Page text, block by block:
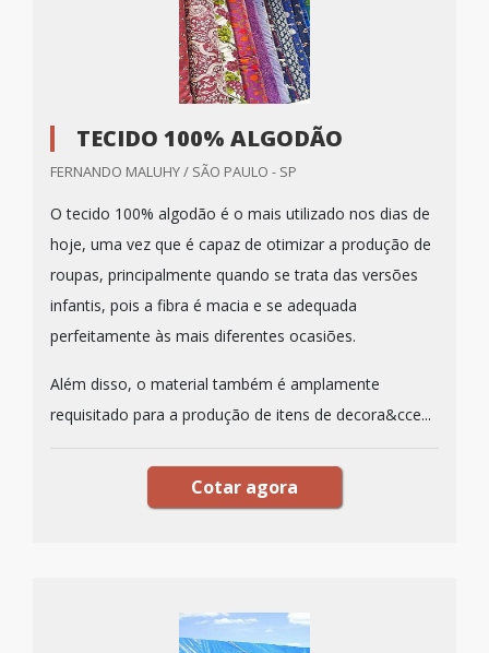
TECIDO 100% ALGODÃO
FERNANDO MALUHY / SÃO PAULO - SP
O tecido 100% algodão é o mais utilizado nos dias de
hoje, uma vez que é capaz de otimizar a produção de
roupas, principalmente quando se trata das versões
infantis, pois a fibra é macia e se adequada
perfeitamente às mais diferentes ocasiões.
Além disso, o material também é amplamente
requisitado para a produção de itens de decora&cce...
Cotar agora